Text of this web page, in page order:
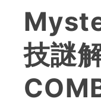
技謎